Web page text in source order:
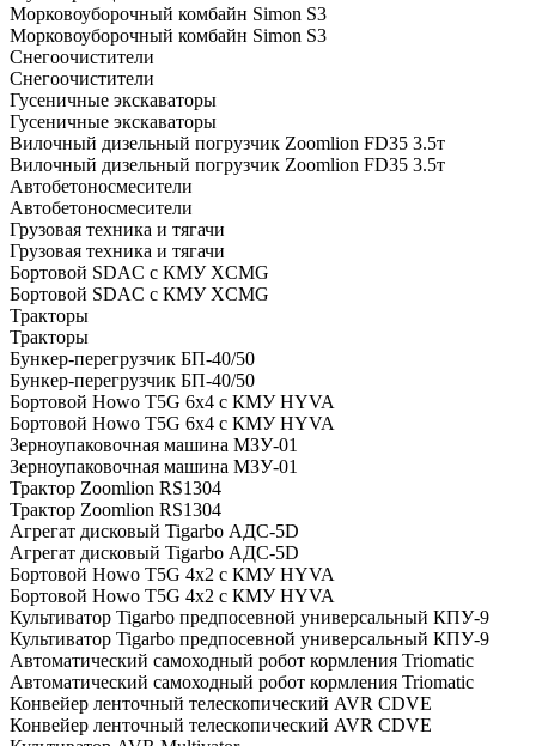
Морковоуборочный комбайн Simon S3
Морковоуборочный комбайн Simon S3
Снегоочистители
Снегоочистители
Гусеничные экскаваторы
Гусеничные экскаваторы
Вилочный дизельный погрузчик Zoomlion FD35 3.5т
Вилочный дизельный погрузчик Zoomlion FD35 3.5т
Автобетоносмесители
Автобетоносмесители
Грузовая техника и тягачи
Грузовая техника и тягачи
Бортовой SDAC с КМУ XCMG
Бортовой SDAC с КМУ XCMG
Тракторы
Тракторы
Бункер-перегрузчик БП-40/50
Бункер-перегрузчик БП-40/50
Бортовой Howo T5G 6х4 c КМУ HYVA
Бортовой Howo T5G 6х4 c КМУ HYVA
Зерноупаковочная машина МЗУ-01
Зерноупаковочная машина МЗУ-01
Трактор Zoomlion RS1304
Трактор Zoomlion RS1304
Агрегат дисковый Tigarbo АДС-5D
Агрегат дисковый Tigarbo АДС-5D
Бортовой Howo T5G 4х2 c КМУ HYVA
Бортовой Howo T5G 4х2 c КМУ HYVA
Культиватор Tigarbo предпосевной универсальный КПУ-9
Культиватор Tigarbo предпосевной универсальный КПУ-9
Автоматический самоходный робот кормления Triomatic
Автоматический самоходный робот кормления Triomatic
Конвейер ленточный телескопический AVR CDVE
Конвейер ленточный телескопический AVR CDVE